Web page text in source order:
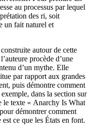
au processus par lequel
des ri, soit
un fait naturel et
autour de cette
procède d’une
d’un mythe. Elle
par rapport aux grandes
puis démontre comment
exemple, dans la section sur
le texte « Anarchy Is What
démontrer comment
ce que les États en font.